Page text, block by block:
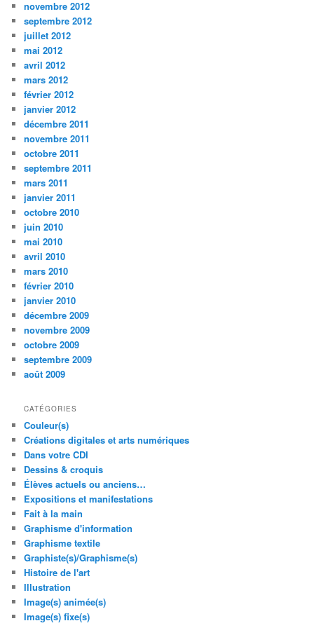
novembre 2012
septembre 2012
juillet 2012
mai 2012
avril 2012
mars 2012
février 2012
janvier 2012
décembre 2011
novembre 2011
octobre 2011
septembre 2011
mars 2011
janvier 2011
octobre 2010
juin 2010
mai 2010
avril 2010
mars 2010
février 2010
janvier 2010
décembre 2009
novembre 2009
octobre 2009
septembre 2009
août 2009
CATÉGORIES
Couleur(s)
Créations digitales et arts numériques
Dans votre CDI
Dessins & croquis
Élèves actuels ou anciens…
Expositions et manifestations
Fait à la main
Graphisme d'information
Graphisme textile
Graphiste(s)/Graphisme(s)
Histoire de l'art
Illustration
Image(s) animée(s)
Image(s) fixe(s)